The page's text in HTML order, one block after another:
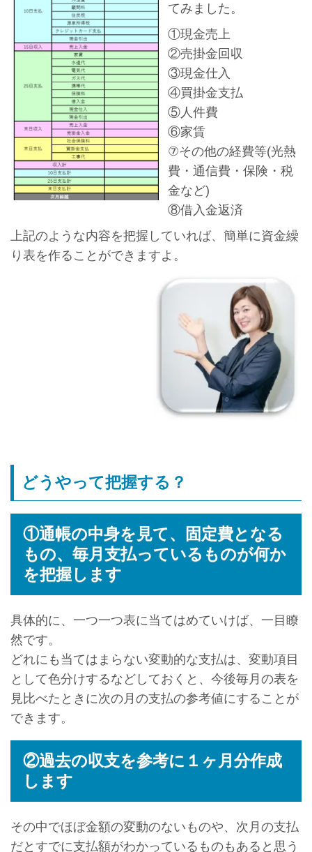
てみました。
①現金売上
②売掛金回収
③現金仕入
④買掛金支払
⑤人件費
⑥家賃
⑦その他の経費等(光熱
費・通信費・保険・税
金など)
⑧借入金返済
上記のような内容を把握していれば、簡単に資金繰
り表を作ることができますよ。
どうやって把握する？
①通帳の中身を見て、固定費となる
もの、毎月支払っているものが何か
を把握します
具体的に、一つ一つ表に当てはめていけば、一目瞭
然です。
どれにも当てはまらない変動的な支払は、変動項目
として色分けするなどしておくと、今後毎月の表を
見比べたときに次の月の支払の参考値にすることが
できます。
②過去の収支を参考に１ヶ月分作成
します
その中でほぼ金額の変動のないものや、次月の支払
だとすでに支払額がわかっているものもあると思う